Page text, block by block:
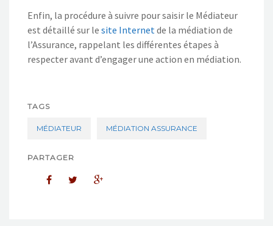
Enfin, la procédure à suivre pour saisir le Médiateur
est détaillé sur le site Internetde la médiation de
l’Assurance, rappelant les différentes étapes à
respecter avant d’engager une action en médiation.
TAGS
MÉDIATEUR MÉDIATION ASSURANCE
PARTAGER